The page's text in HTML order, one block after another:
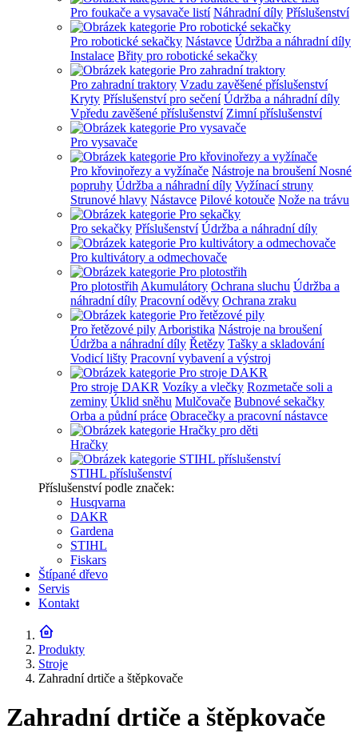
Pro foukače a vysavače listí Náhradní díly Příslušenství
Pro robotické sekačky Nástavce Údržba a náhradní díly
Instalace Břity pro robotické sekačky
Pro zahradní traktory Vzadu zavěšené příslušenství
Kryty Příslušenství pro sečení Údržba a náhradní díly
Vpředu zavěšené příslušenství Zimní příslušenství
Pro vysavače
Pro křovinořezy a vyžínače Nástroje na broušeníNosné
popruhy Údržba a náhradní díly Vyžínací struny
Strunové hlavy Nástavce Pilové kotouče Nože na trávu
Pro sekačky Příslušenství Údržba a náhradní díly
Pro kultivátory a odmechovače
Pro plotostřih Akumulátory Ochrana sluchu Údržba a
náhradní díly Pracovní oděvy Ochrana zraku
Pro řetězové pily Arboristika Nástroje na broušení
Údržba a náhradní díly Řetězy Tašky a skladování
Vodicí lišty Pracovní vybavení a výstroj
Pro stroje DAKR Vozíky a vlečky Rozmetače soli a
zeminy Úklid sněhu Mulčovače Bubnové sekačky
Orba a půdní práce Obracečky a pracovní nástavce
Hračky
STIHL příslušenství
Příslušenství podle značek:
Husqvarna
DAKR
Gardena
STIHL
Fiskars
Štípané dřevo
Servis
Kontakt
Produkty
Stroje
Zahradní drtiče a štěpkovače
Zahradní drtiče a štěpkovače